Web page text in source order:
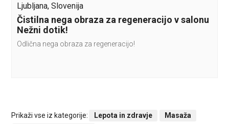
Ljubljana, Slovenija
Čistilna nega obraza za regeneracijo v salonu
Nežni dotik!
Odlična nega obraza za regeneracijo!
Prikaži vse iz kategorije: Lepota in zdravje
Masaža